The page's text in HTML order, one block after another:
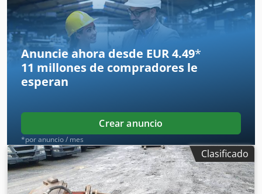
Anuncie ahora desde EUR 4.49*
11 millones de compradores le
esperan
Crear anuncio
*por anuncio / mes
Clasificado